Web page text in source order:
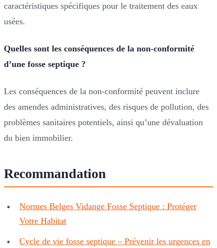
caractéristiques spécifiques pour le traitement des eaux
usées.
Quelles sont les conséquences de la non-conformité
d’une fosse septique ?
Les conséquences de la non-conformité peuvent inclure
des amendes administratives, des risques de pollution, des
problèmes sanitaires potentiels, ainsi qu’une dévaluation
du bien immobilier.
Recommandation
Normes Belges Vidange Fosse Septique : Protéger
Votre Habitat
Cycle de vie fosse septique – Prévenir les urgences en